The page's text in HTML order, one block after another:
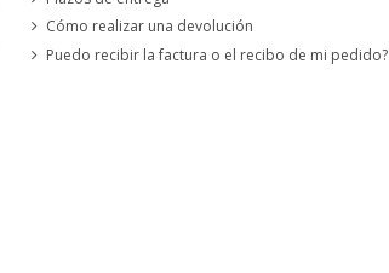
Cómo realizar una devolución
Puedo recibir la factura o el recibo de mi pedido?